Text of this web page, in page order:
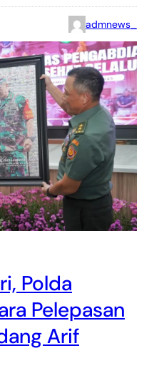
admnews_
Polda
Pelepasan
Arif